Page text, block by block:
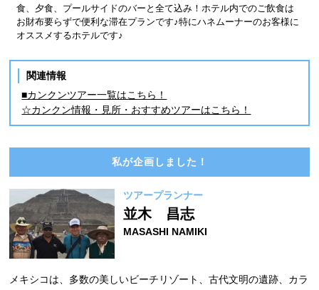
食、夕食、プールサイドのバーと全て込み！ホテル内でのご飲食は
お財布要らずで便利な滞在プランです♪特にハネムーナーのお客様に
オススメするホテルです♪
関連情報
■カンクンツアー一覧はこちら！
☆カンクン情報・見所・おすすめツアーはこちら！
私が企画しました！
ツアープランナー
並木 昌志
MASASHI NAMIKI
メキシコは、多数の美しいビーチリゾート、古代文明の遺跡、カラ